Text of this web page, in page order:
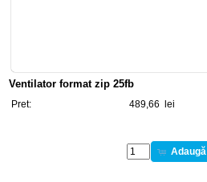
Ventilator format zip 25fb
Pret: 489,66 lei